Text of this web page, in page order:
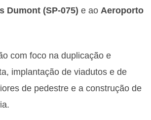
Dumont (SP-075) e ao Aeroporto
com foco na duplicação e
implantação de viadutos e de
de pedestre e a construção de